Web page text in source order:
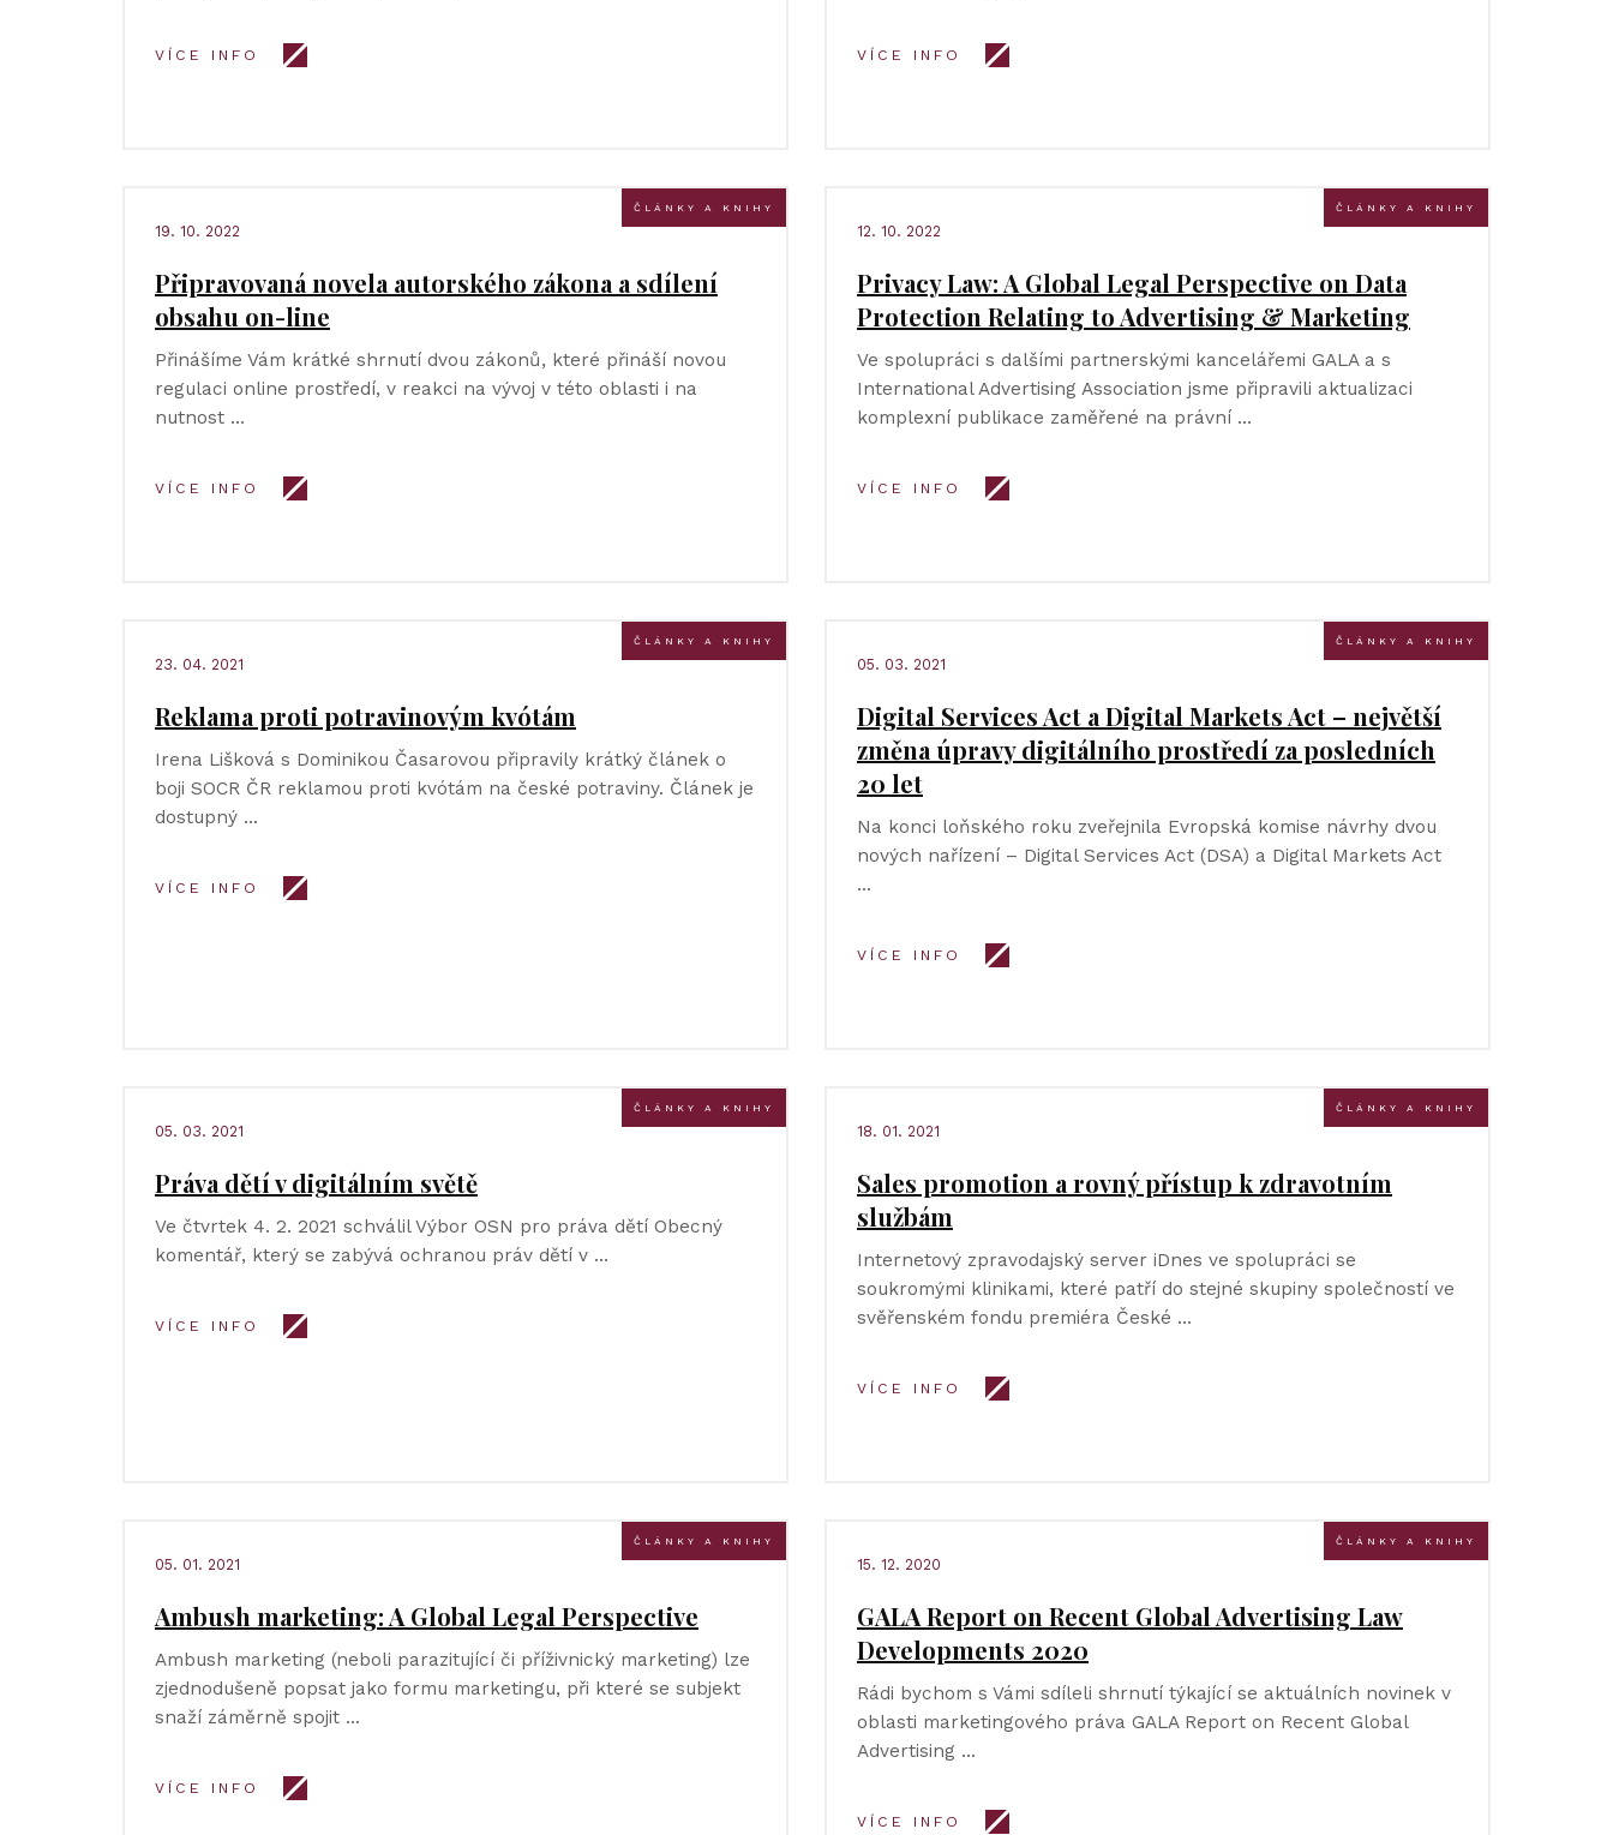
VÍCE INFO VÍCE INFO
ČLÁNKY A KNIHY
19. 10. 2022
Připravovaná novela autorského zákona a sdílení
obsahu on-line
Přinášíme Vám krátké shrnutí dvou zákonů, které přináší novou
regulaci online prostředí, v reakci na vývoj v této oblasti i na
nutnost …
VÍCE INFO
ČLÁNKY A KNIHY
12. 10. 2022
Privacy Law: A Global Legal Perspective on Data
Protection Relating to Advertising & Marketing
Ve spolupráci s dalšími partnerskými kancelářemi GALA a s
International Advertising Association jsme připravili aktualizaci
komplexní publikace zaměřené na právní …
VÍCE INFO
ČLÁNKY A KNIHY
23. 04. 2021
Reklama proti potravinovým kvótám
Irena Lišková s Dominikou Časarovou připravily krátký článek o
boji SOCR ČR reklamou proti kvótám na české potraviny. Článek je
dostupný …
VÍCE INFO
ČLÁNKY A KNIHY
05. 03. 2021
Digital Services Act a Digital Markets Act – největší
změna úpravy digitálního prostředí za posledních
20 let
Na konci loňského roku zveřejnila Evropská komise návrhy dvou
nových nařízení – Digital Services Act (DSA) a Digital Markets Act
…
VÍCE INFO
ČLÁNKY A KNIHY
05. 03. 2021
Práva dětí v digitálním světě
Ve čtvrtek 4. 2. 2021 schválil Výbor OSN pro práva dětí Obecný
komentář, který se zabývá ochranou práv dětí v …
VÍCE INFO
ČLÁNKY A KNIHY
18. 01. 2021
Sales promotion a rovný přístup k zdravotním
službám
Internetový zpravodajský server iDnes ve spolupráci se
soukromými klinikami, které patří do stejné skupiny společností ve
svěřenském fondu premiéra České …
VÍCE INFO
ČLÁNKY A KNIHY
05. 01. 2021
Ambush marketing: A Global Legal Perspective
Ambush marketing (neboli parazitující či příživnický marketing) lze
zjednodušeně popsat jako formu marketingu, při které se subjekt
snaží záměrně spojit …
VÍCE INFO
ČLÁNKY A KNIHY
15. 12. 2020
GALA Report on Recent Global Advertising Law
Developments 2020
Rádi bychom s Vámi sdíleli shrnutí týkající se aktuálních novinek v
oblasti marketingového práva GALA Report on Recent Global
Advertising …
VÍCE INFO